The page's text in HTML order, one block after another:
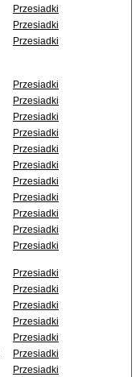
Przesiadki
Przesiadki
Przesiadki
Przesiadki
Przesiadki
Przesiadki
Przesiadki
Przesiadki
Przesiadki
Przesiadki
Przesiadki
Przesiadki
Przesiadki
Przesiadki
Przesiadki
Przesiadki
Przesiadki
Przesiadki
Przesiadki
Przesiadki
Przesiadki